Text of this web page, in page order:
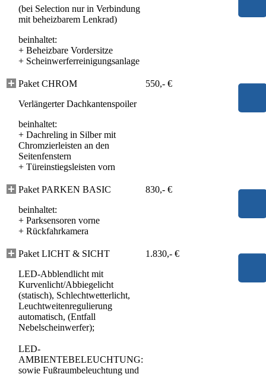
(bei Selection nur in Verbindung
mit beheizbarem Lenkrad)
beinhaltet:
+ Beheizbare Vordersitze
+ Scheinwerferreinigungsanlage
Paket CHROM
Verlängerter Dachkantenspoiler
beinhaltet:
+ Dachreling in Silber mit
Chromzierleisten an den
Seitenfenstern
+ Türeinstiegsleisten vorn
550,- €
Paket PARKEN BASIC
beinhaltet:
+ Parksensoren vorne
+ Rückfahrkamera
830,- €
Paket LICHT & SICHT
LED-Abblendlicht mit
Kurvenlicht/Abbiegelicht
(statisch), Schlechtwetterlicht,
Leuchtweitenregulierung
automatisch, (Entfall
Nebelscheinwerfer);
LED-
AMBIENTEBELEUCHTUNG:
sowie Fußraumbeleuchtung und
1.830,- €